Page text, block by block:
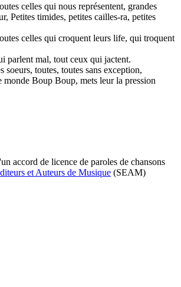
celles qui nous représentent, grandes
Petites timides, petites cailles-ra, petites
celles qui croquent leurs life, qui troquent
parlent mal, tout ceux qui jactent.
toutes, toutes sans exception,
monde Boup Boup, mets leur la pression
accord de licence de paroles de chansons
et Auteurs de Musique (SEAM)